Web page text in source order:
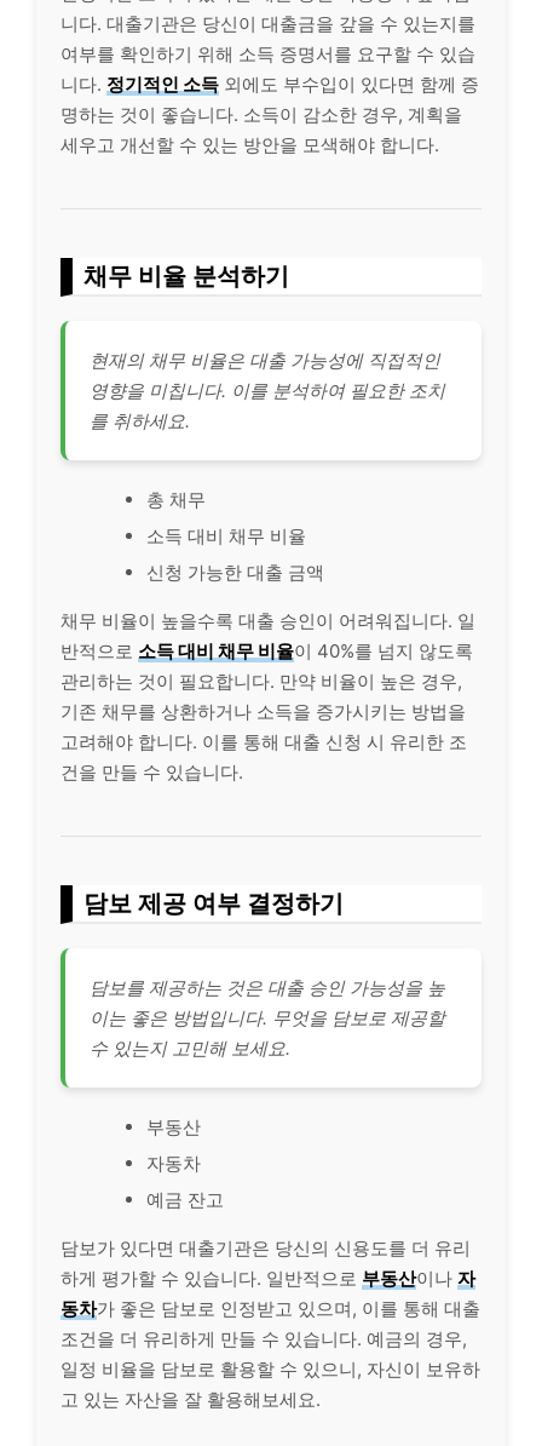
니다. 대출기관은 당신이 대출금을 갚을 수 있는지를
여부를 확인하기 위해 소득 증명서를 요구할 수 있습
니다. 정기적인 소득 외에도 부수입이 있다면 함께 증
명하는 것이 좋습니다. 소득이 감소한 경우, 계획을
세우고 개선할 수 있는 방안을 모색해야 합니다.
채무 비율 분석하기
현재의 채무 비율은 대출 가능성에 직접적인
영향을 미칩니다. 이를 분석하여 필요한 조치
를 취하세요.
총 채무
소득 대비 채무 비율
신청 가능한 대출 금액
채무 비율이 높을수록 대출 승인이 어려워집니다. 일
반적으로 소득 대비 채무 비율이 40%를 넘지 않도록
관리하는 것이 필요합니다. 만약 비율이 높은 경우,
기존 채무를 상환하거나 소득을 증가시키는 방법을
고려해야 합니다. 이를 통해 대출 신청 시 유리한 조
건을 만들 수 있습니다.
담보 제공 여부 결정하기
담보를 제공하는 것은 대출 승인 가능성을 높
이는 좋은 방법입니다. 무엇을 담보로 제공할
수 있는지 고민해 보세요.
부동산
자동차
예금 잔고
담보가 있다면 대출기관은 당신의 신용도를 더 유리
하게 평가할 수 있습니다. 일반적으로 부동산이나 자
동차가 좋은 담보로 인정받고 있으며, 이를 통해 대출
조건을 더 유리하게 만들 수 있습니다. 예금의 경우,
일정 비율을 담보로 활용할 수 있으니, 자신이 보유하
고 있는 자산을 잘 활용해보세요.